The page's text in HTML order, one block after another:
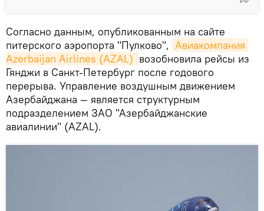
Согласно данным, опубликованным на сайте
питерского аэропорта "Пулково", Авиакомпания
Azerbaijan Airlines (AZAL) возобновила рейсы из
Гянджи в Санкт-Петербург после годового
перерыва. Управление воздушным движением
Азербайджана — является структурным
подразделением ЗАО "Азербайджанские
авиалинии" (AZAL).